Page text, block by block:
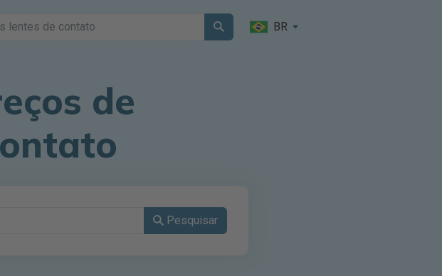
BR
de
Pesquisar